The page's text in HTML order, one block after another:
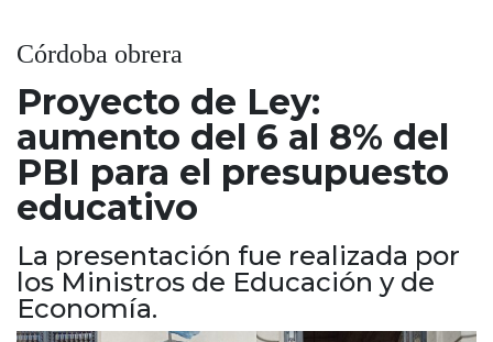
Córdoba, la Docta
Deportes
Córdoba diverse
Córdoba independiente
Humor
Villa María y zona
San Francisco y zona
Traslasierra
Punilla / Carlos Paz
Alta Gracia
Marcos Juárez
Río Primero
Valle de Calamuchita
Cruz del Eje
Córdoba obrera
Proyecto de Ley:
aumento del 6 al 8% del
PBI para el presupuesto
educativo
La presentación fue realizada por
los Ministros de Educación y de
Economía.